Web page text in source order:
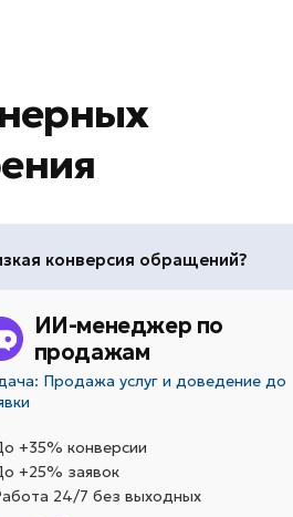
конверсия обращений?
ИИ-менеджер по
продажам
Продажа услуг и доведение до
+35% конверсии
+25% заявок
24/7 без выходных